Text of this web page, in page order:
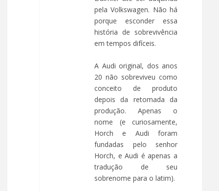
pela Volkswagen. Não há
porque esconder essa
história de sobrevivência
em tempos difíceis.
A Audi original, dos anos
20 não sobreviveu como
conceito de produto
depois da retomada da
produção. Apenas o
nome (e curiosamente,
Horch e Audi foram
fundadas pelo senhor
Horch, e Audi é apenas a
tradução de seu
sobrenome para o latim).